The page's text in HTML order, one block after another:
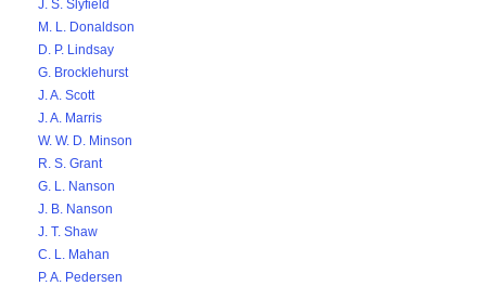
J. S. Slyfield
M. L. Donaldson
D. P. Lindsay
G. Brocklehurst
J. A. Scott
J. A. Marris
W. W. D. Minson
R. S. Grant
G. L. Nanson
J. B. Nanson
J. T. Shaw
C. L. Mahan
P. A. Pedersen